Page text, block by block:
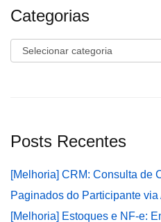
Categorias
Categorias
Posts Recentes
[Melhoria] CRM: Consulta de
Paginados do Participante via
[Melhoria] Estoques e NF-e: